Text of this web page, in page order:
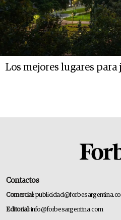
Los mejores lugares
Contactos
Comercial:
Editorial:info@forbesargentina.com